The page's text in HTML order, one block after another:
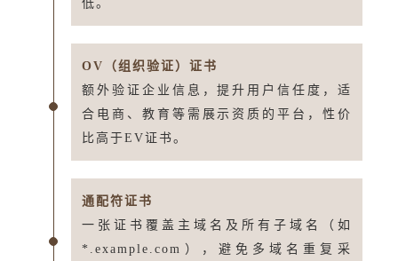
低。
OV（组织验证）证书
额外验证企业信息，提升用户信任度，适
合电商、教育等需展示资质的平台，性价
比高于EV证书。
通配符证书
一张证书覆盖主域名及所有子域名（如
*.example.com），避免多域名重复采